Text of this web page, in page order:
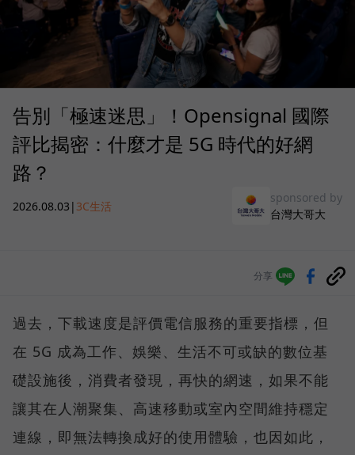
告別「極速迷思」！Opensignal 國際
評比揭密：什麼才是 5G 時代的好網
路？
2026.08.03 | 3C生活
sponsored by
台灣大哥大
分享
過去，下載速度是評價電信服務的重要指標，但
在 5G 成為工作、娛樂、生活不可或缺的數位基
礎設施後，消費者發現，再快的網速，如果不能
讓其在人潮聚集、高速移動或室內空間維持穩定
連線，即無法轉換成好的使用體驗，也因如此，